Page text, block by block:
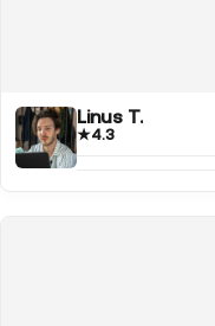
Linus T.
★4.3